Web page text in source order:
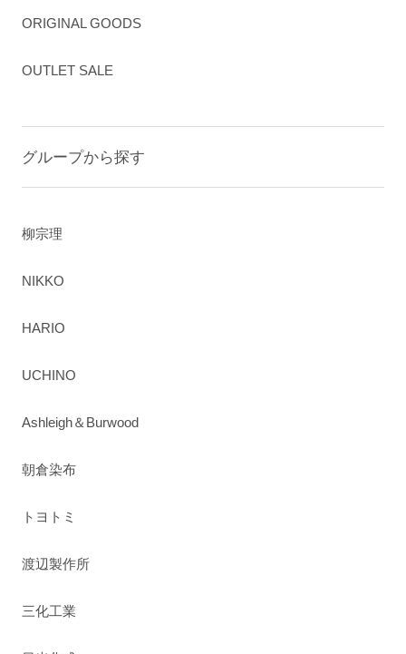
ORIGINAL GOODS
OUTLET SALE
グループから探す
柳宗理
NIKKO
HARIO
UCHINO
Ashleigh＆Burwood
朝倉染布
トヨトミ
渡辺製作所
三化工業